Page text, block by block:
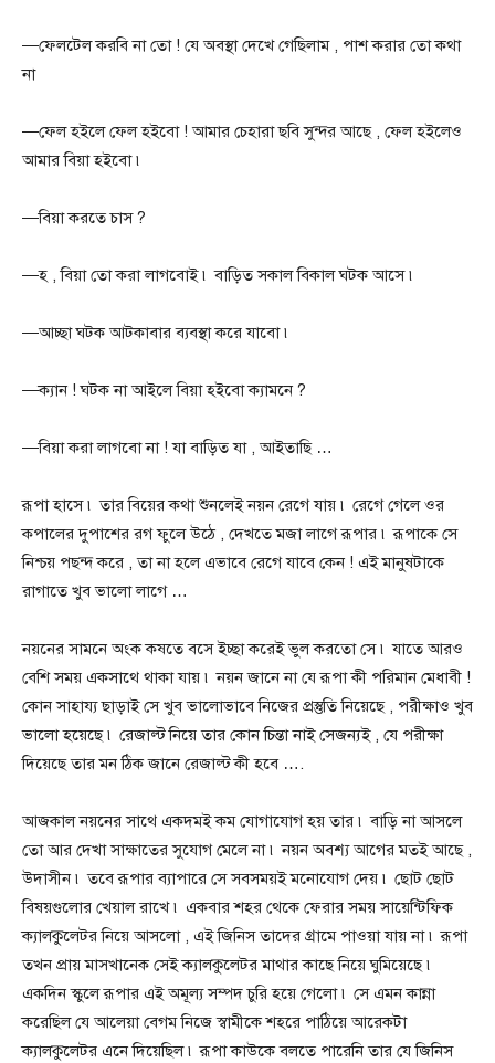
—ফেলটেল করবি না তো ! যে অবস্থা দেখে গেছিলাম , পাশ করার তো কথা
না
—ফেল হইলে ফেল হইবো ! আমার চেহারা ছবি সুন্দর আছে , ফেল হইলেও
আমার বিয়া হইবো ৷
—বিয়া করতে চাস ?
—হ , বিয়া তো করা লাগবোই ৷ বাড়িত সকাল বিকাল ঘটক আসে ৷
—আচ্ছা ঘটক আটকাবার ব্যবস্থা করে যাবো ৷
—ক্যান ! ঘটক না আইলে বিয়া হইবো ক্যামনে ?
—বিয়া করা লাগবো না ! যা বাড়িত যা , আইতাছি …
রূপা হাসে ৷ তার বিয়ের কথা শুনলেই নয়ন রেগে যায় ৷ রেগে গেলে ওর
কপালের দুপাশের রগ ফুলে উঠে , দেখতে মজা লাগে রূপার ৷ রূপাকে সে
নিশ্চয় পছন্দ করে , তা না হলে এভাবে রেগে যাবে কেন ! এই মানুষটাকে
রাগাতে খুব ভালো লাগে …
নয়নের সামনে অংক কষতে বসে ইচ্ছা করেই ভুল করতো সে ৷ যাতে আরও
বেশি সময় একসাথে থাকা যায় ৷ নয়ন জানে না যে রূপা কী পরিমান মেধাবী !
কোন সাহায্য ছাড়াই সে খুব ভালোভাবে নিজের প্রস্তুতি নিয়েছে , পরীক্ষাও খুব
ভালো হয়েছে ৷ রেজাল্ট নিয়ে তার কোন চিন্তা নাই সেজন্যই , যে পরীক্ষা
দিয়েছে তার মন ঠিক জানে রেজাল্ট কী হবে ….
আজকাল নয়নের সাথে একদমই কম যোগাযোগ হয় তার ৷ বাড়ি না আসলে
তো আর দেখা সাক্ষাতের সুযোগ মেলে না ৷ নয়ন অবশ্য আগের মতই আছে ,
উদাসীন ৷ তবে রূপার ব্যাপারে সে সবসময়ই মনোযোগ দেয় ৷ ছোট ছোট
বিষয়গুলোর খেয়াল রাখে ৷ একবার শহর থেকে ফেরার সময় সায়েন্টিফিক
ক্যালকুলেটর নিয়ে আসলো , এই জিনিস তাদের গ্রামে পাওয়া যায় না ৷ রূপা
তখন প্রায় মাসখানেক সেই ক্যালকুলেটর মাথার কাছে নিয়ে ঘুমিয়েছে ৷
একদিন স্কুলে রূপার এই অমূল্য সম্পদ চুরি হয়ে গেলো ৷ সে এমন কান্না
করেছিল যে আলেয়া বেগম নিজে স্বামীকে শহরে পাঠিয়ে আরেকটা
ক্যালকুলেটর এনে দিয়েছিল ৷ রূপা কাউকে বলতে পারেনি তার যে জিনিস